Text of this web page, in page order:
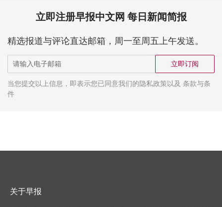
立即注册早报中文网 每日新闻简报
精选报道与评论直达邮箱，周一至周五上午发送。
立即订阅
当您提交以上信息，即表示您已同意我们的隐私政策以及 条款与条
件
关于早报